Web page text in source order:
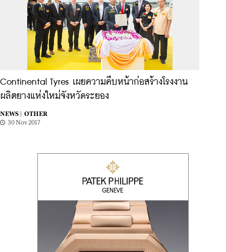
Continental Tyres เผยความคืบหน้าก่อสร้างโรงงาน
ผลิตยางแห่งใหม่จังหวัดระยอง
NEWS |
OTHER
30 Nov 2017